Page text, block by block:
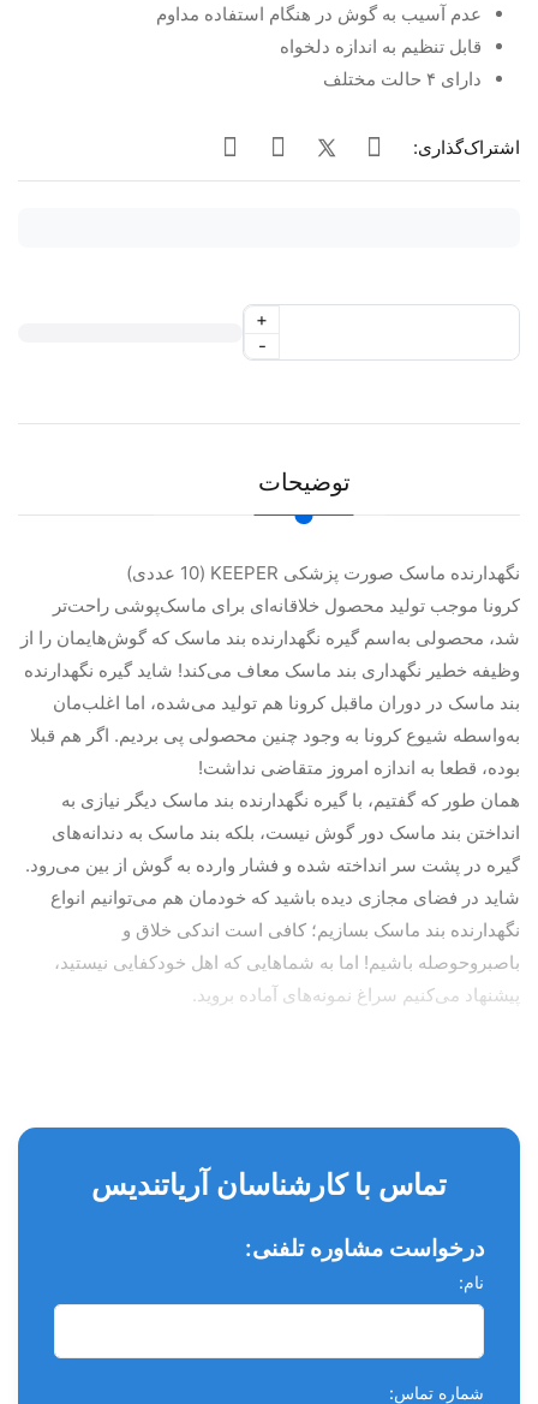
عدم آسیب به گوش در هنگام استفاده مداوم
قابل تنظیم به اندازه دلخواه
دارای ۴ حالت مختلف
اشتراک‌گذاری:
-
+
توضیحات
نگهدارنده ماسک صورت پزشکی KEEPER (10 عددی)
کرونا موجب تولید محصول خلاقانه‌ای برای ماسک‌پوشی راحت‌تر
شد، محصولی به‌اسم گیره نگهدارنده بند ماسک که گوش‌هایمان را از
وظیفه خطیر نگهداری بند ماسک معاف می‌کند! شاید گیره نگهدارنده
بند ماسک در دوران ماقبل کرونا هم تولید می‌شده، اما اغلب‌مان
به‌واسطه شیوع کرونا به وجود چنین محصولی پی بردیم. اگر هم قبلا
بوده، قطعا به اندازه امروز متقاضی نداشت!
همان طور که گفتیم، با گیره نگهدارنده بند ماسک دیگر نیازی به
انداختن بند ماسک دور گوش‌ نیست، بلکه بند ماسک به دندانه‌های
گیره در پشت سر انداخته شده و فشار وارده به گوش از بین می‌رود.
شاید در فضای مجازی دیده باشید که خودمان هم می‌توانیم انواع
نگهدارنده بند ماسک بسازیم؛ کافی است اندکی خلاق و
باصبروحوصله باشیم! اما به شماهایی که اهل خودکفایی نیستید،
پیشنهاد می‌کنیم سراغ نمونه‌های آماده بروید.
تماس با کارشناسان آریاتندیس
درخواست مشاوره تلفنی:
نام:
شماره تماس: